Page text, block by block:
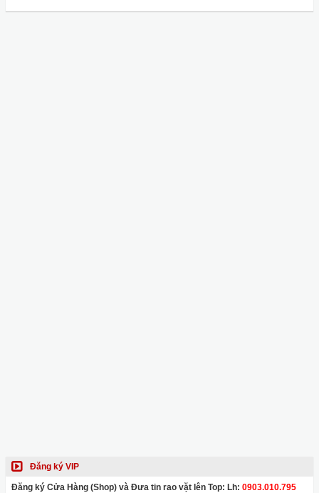
Đăng ký VIP
Đăng ký Cửa Hàng (Shop) và Đưa tin rao vặt lên Top: Lh: 0903.010.795